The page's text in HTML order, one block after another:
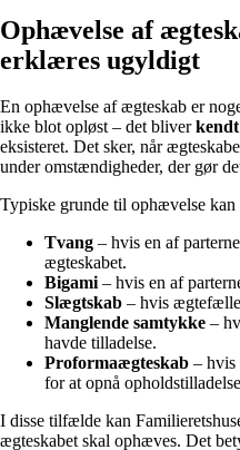
Ophævelse af
erklæres ugyldigt
En ophævelse af ægteskab er
ikke blot opløst – det bliver
eksisteret. Det sker, når
under omstændigheder, der gør
Typiske grunde til ophævelse
Tvang – hvis en af
ægteskabet.
Bigami– hvis en af
Slægtskab – hvis
Manglende samtykke –
havde tilladelse.
Proformaægteskab – hvis
for at opnå
I disse tilfælde kan
ægteskabet skal ophæves. Det